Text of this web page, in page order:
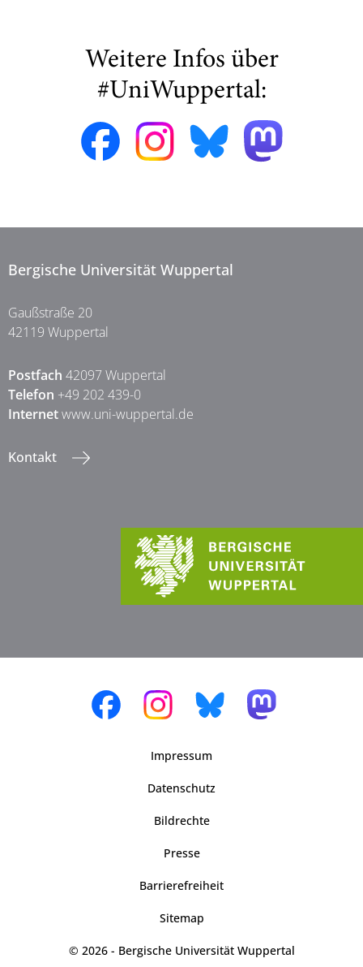
Weitere Infos über
#UniWuppertal:
Bergische Universität Wuppertal
Gaußstraße 20
42119 Wuppertal
Postfach 42097 Wuppertal
Telefon +49 202 439-0
Internetwww.uni-wuppertal.de
Kontakt
Impressum
Datenschutz
Bildrechte
Presse
Barrierefreiheit
Sitemap
© 2026 - Bergische Universität Wuppertal